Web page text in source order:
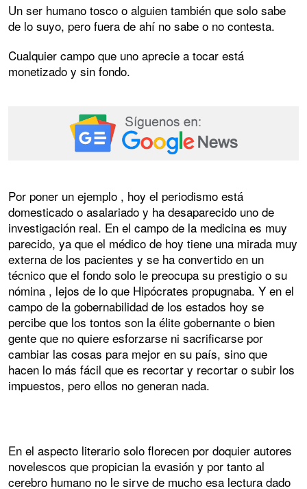
Un ser humano tosco o alguien también que solo sabe
de lo suyo, pero fuera de ahí no sabe o no contesta.
Cualquier campo que uno aprecie a tocar está
monetizado y sin fondo.
Por poner un ejemplo , hoy el periodismo está
domesticado o asalariado y ha desaparecido uno de
investigación real. En el campo de la medicina es muy
parecido, ya que el médico de hoy tiene una mirada muy
externa de los pacientes y se ha convertido en un
técnico que el fondo solo le preocupa su prestigio o su
nómina , lejos de lo que Hipócrates propugnaba. Y en el
campo de la gobernabilidad de los estados hoy se
percibe que los tontos son la élite gobernante o bien
gente que no quiere esforzarse ni sacrificarse por
cambiar las cosas para mejor en su país, sino que
hacen lo más fácil que es recortar y recortar o subir los
impuestos, pero ellos no generan nada.
En el aspecto literario solo florecen por doquier autores
novelescos que propician la evasión y por tanto al
cerebro humano no le sirve de mucho esa lectura dado